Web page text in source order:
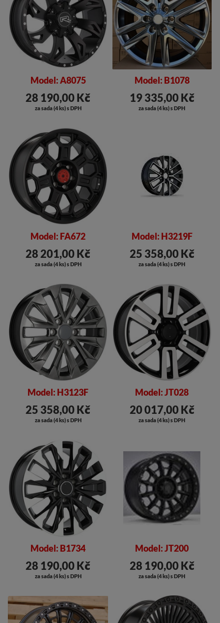
Model: A8075
28 190,00 Kč
za sada (4 ks) s DPH
Model: B1078
19 335,00 Kč
za sada (4 ks) s DPH
Model: FA672
28 201,00 Kč
za sada (4 ks) s DPH
Model: H3219F
25 358,00 Kč
za sada (4 ks) s DPH
Model: H3123F
25 358,00 Kč
za sada (4 ks) s DPH
Model: JT028
20 017,00 Kč
za sada (4 ks) s DPH
Model: B1734
28 190,00 Kč
za sada (4 ks) s DPH
Model: JT200
28 190,00 Kč
za sada (4 ks) s DPH